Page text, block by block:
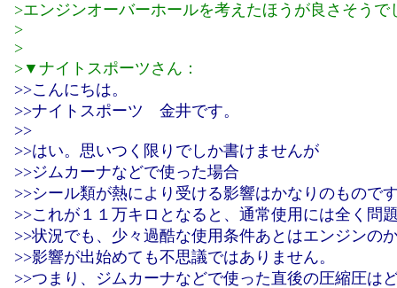
>エンジンオーバーホールを考えたほうが良さそうで
>
>
>▼ナイトスポーツさん：
>>こんにちは。
>>ナイトスポーツ 金井です。
>>
>>はい。思いつく限りでしか書けませんが
>>ジムカーナなどで使った場合
>>シール類が熱により受ける影響はかなりのもので
>>これが１１万キロとなると、通常使用には全く問
>>状況でも、少々過酷な使用条件あとはエンジンの
>>影響が出始めても不思議ではありません。
>>つまり、ジムカーナなどで使った直後の圧縮圧は